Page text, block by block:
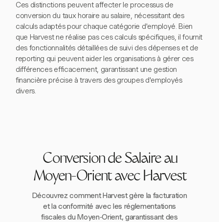
Ces distinctions peuvent affecter le processus de
conversion du taux horaire au salaire, nécessitant des
calculs adaptés pour chaque catégorie d'employé. Bien
que Harvest ne réalise pas ces calculs spécifiques, il fournit
des fonctionnalités détaillées de suivi des dépenses et de
reporting qui peuvent aider les organisations à gérer ces
différences efficacement, garantissant une gestion
financière précise à travers des groupes d'employés
divers.
Conversion de Salaire au
Moyen-Orient avec Harvest
Découvrez comment Harvest gère la facturation
et la conformité avec les réglementations
fiscales du Moyen-Orient, garantissant des